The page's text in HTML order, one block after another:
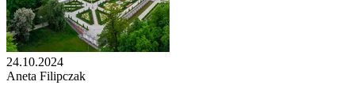
24.10.2024
Aneta Filipczak